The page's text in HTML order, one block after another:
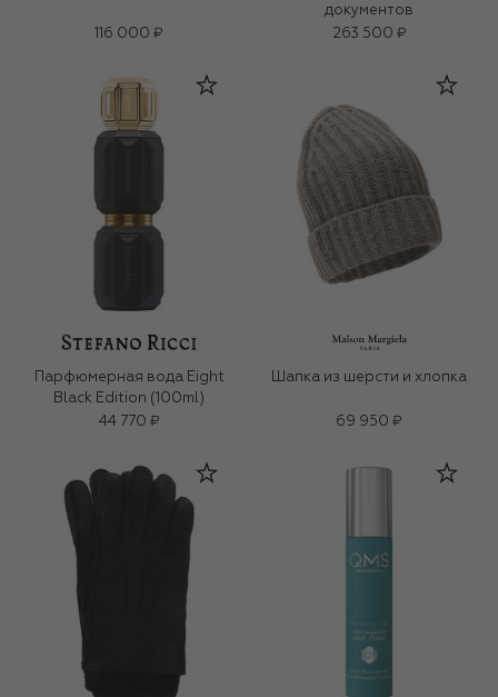
116 000 ₽
документов
263 500 ₽
Парфюмерная вода Eight
Black Edition (100ml)
44 770 ₽
Шапка из шерсти и хлопка
69 950 ₽